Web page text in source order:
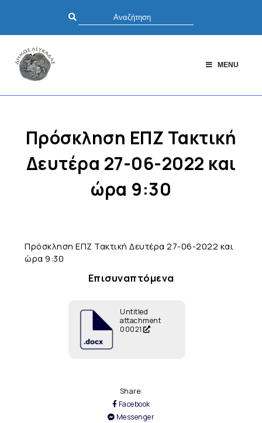
MENU
Πρόσκληση ΕΠΖ Τακτική
Δευτέρα 27-06-2022 και
ώρα 9:30
Πρόσκληση ΕΠΖ Τακτική Δευτέρα 27-06-2022 και
ώρα 9:30
Επισυναπτόμενα
Untitled
attachment
00021
Share:
Facebook
Messenger